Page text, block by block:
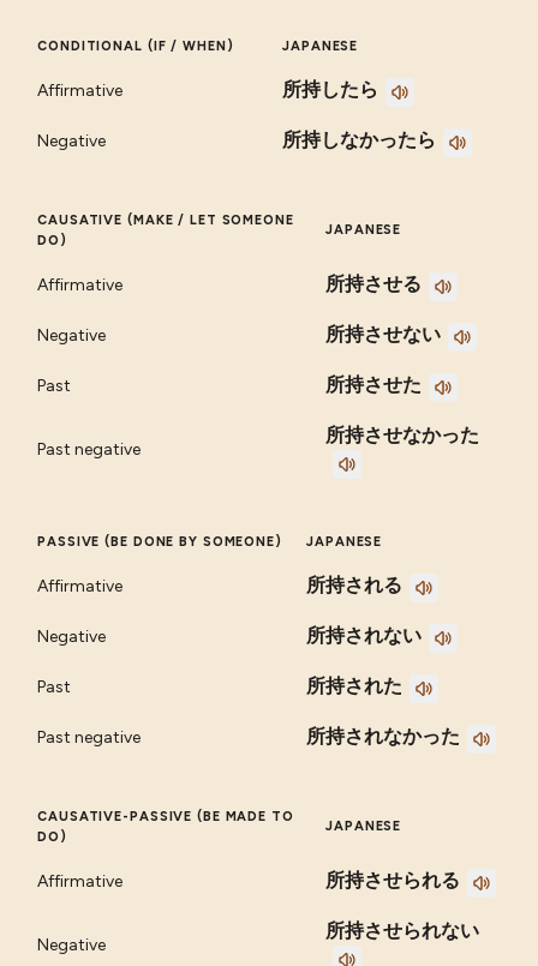
CONDITIONAL (IF / WHEN) JAPANESE
Affirmative 所持したら
Negative 所持しなかったら
CAUSATIVE (MAKE / LET SOMEONE
DO)
JAPANESE
Affirmative 所持させる
Negative 所持させない
Past 所持させた
Past negative
所持させなかった
PASSIVE (BE DONE BY SOMEONE) JAPANESE
Affirmative 所持される
Negative 所持されない
Past 所持された
Past negative 所持されなかった
CAUSATIVE-PASSIVE (BE MADE TO
DO)
JAPANESE
Affirmative 所持させられる
Negative
所持させられない